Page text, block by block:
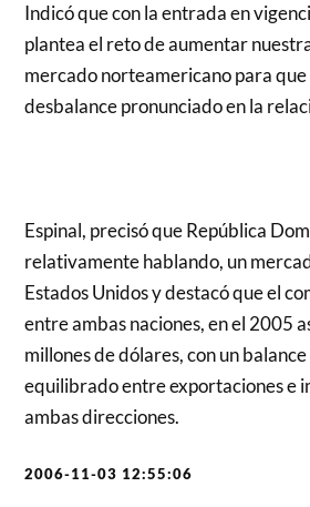
Indicó que con la entrada en
plantea el reto de aumentar
mercado norteamericano para que
desbalance pronunciado en la
Espinal, precisó que República
relativamente hablando, un
Estados Unidos y destacó que el
entre ambas naciones, en el 2005
millones de dólares, con un balance
equilibrado entre exportaciones e
ambas direcciones.
2006-11-03 12:55:06